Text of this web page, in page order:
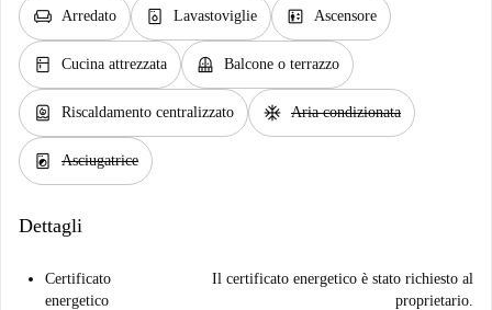
chair Arredato dishwasher_gen Lavastoviglie elevator Ascensore
kitchen Cucina attrezzata balcony Balcone o terrazzo
water_heater Riscaldamento centralizzato ac_unit Aria condizionata
local_laundry_service Asciugatrice
Dettagli
Certificato
energetico
Il certificato energetico è stato richiesto al
proprietario.